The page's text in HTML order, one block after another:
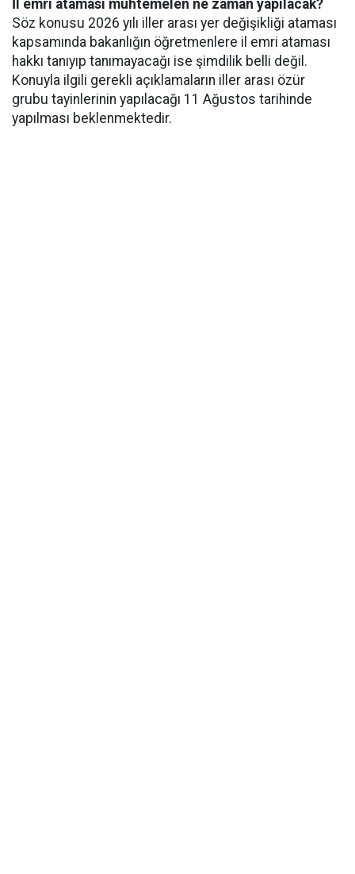
İl emri ataması muhtemelen ne zaman yapılacak?
Söz konusu 2026 yılı iller arası yer değişikliği ataması
kapsamında bakanlığın öğretmenlere il emri ataması
hakkı tanıyıp tanımayacağı ise şimdilik belli değil.
Konuyla ilgili gerekli açıklamaların iller arası özür
grubu tayinlerinin yapılacağı 11 Ağustos tarihinde
yapılması beklenmektedir.